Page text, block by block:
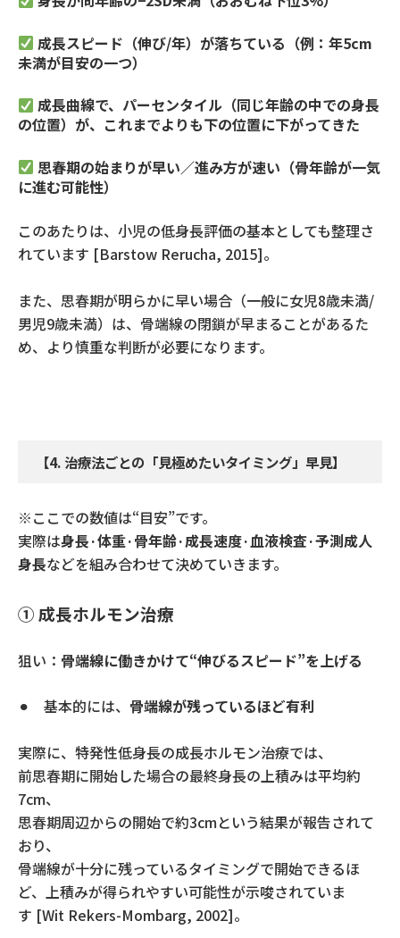
成長スピード（伸び/年）が落ちている（例：年5cm
未満が目安の一つ）
成長曲線で、パーセンタイル（同じ年齢の中での身長
の位置）が、これまでよりも下の位置に下がってきた
思春期の始まりが早い／進み方が速い（骨年齢が一気
に進む可能性）
このあたりは、小児の低身長評価の基本としても整理さ
れています [Barstow Rerucha, 2015]。
また、思春期が明らかに早い場合（一般に女児8歳未満/
男児9歳未満）は、骨端線の閉鎖が早まることがあるた
め、より慎重な判断が必要になります。
【4. 治療法ごとの「見極めたいタイミング」早見】
※ここでの数値は“目安”です。
実際は身長·体重·骨年齢·成長速度·血液検査·予測成人
身長などを組み合わせて決めていきます。
① 成長ホルモン治療
狙い： 骨端線に働きかけて“伸びるスピード”を上げる
⚫︎ 基本的には、 骨端線が残っているほど有利
実際に、特発性低身長の成長ホルモン治療では、
前思春期に開始した場合の最終身長の上積みは平均約
7cm、
思春期周辺からの開始で約3cmという結果が報告されて
おり、
骨端線が十分に残っているタイミングで開始できるほ
ど、上積みが得られやすい可能性が示唆されていま
す [Wit Rekers-Mombarg, 2002]。